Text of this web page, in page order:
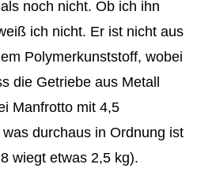
noch nicht. Ob ich ihn
ich nicht. Er ist nicht aus
Polymerkunststoff, wobei
die Getriebe aus Metall
Manfrotto mit 4,5
durchaus in Ordnung ist
wiegt etwas 2,5 kg).